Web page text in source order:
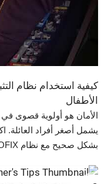
الأطفال
الأمان هو أولوية قصوى في
يشمل أصغر أفراد العائلة.
بشكل صحيح مع نظام ISOFIX في الفيديو أعلاه.